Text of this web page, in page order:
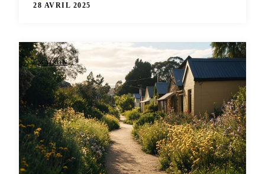
28 AVRIL 2025
MAISON